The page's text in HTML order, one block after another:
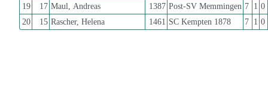
19
17 Maul, Andreas 1387 Post-SV Memmingen 7 1 0
20
15 Rascher, Helena 1461 SC Kempten 1878 7 1 0